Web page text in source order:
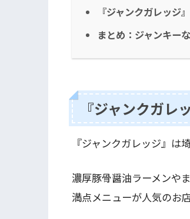
『ジャンクガレッジ
まとめ：ジャンキー
『ジャンクガレ
『ジャンクガレッジ』は
濃厚豚骨醤油ラーメンや
満点メニューが人気のお店